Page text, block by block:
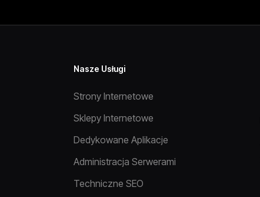
Nasze Usługi
Strony Internetowe
Sklepy Internetowe
Dedykowane Aplikacje
Administracja Serwerami
Techniczne SEO